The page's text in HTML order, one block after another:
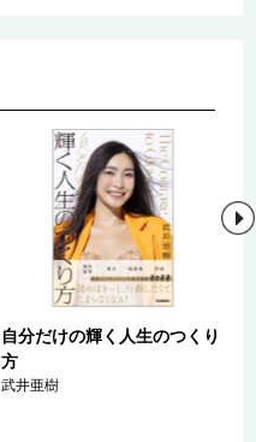
自分だけの輝く人生のつくり
方
武井亜樹